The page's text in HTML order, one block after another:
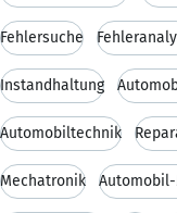
Fehlersuche
Instandhaltung
Automobiltechnik
Mechatronik